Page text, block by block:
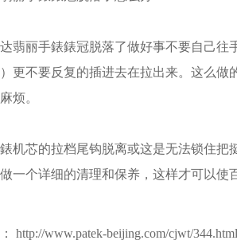
翡丽手錶錶冠脱落了做好事不要自己
更不要反复的插进去在拉出来。这么
烦。
机芯的拉档尾钩脱离或这是无法锁住
一个详细的清理和保养，这样才可以使
http://www.patek-beijing.com/cjwt/344.html